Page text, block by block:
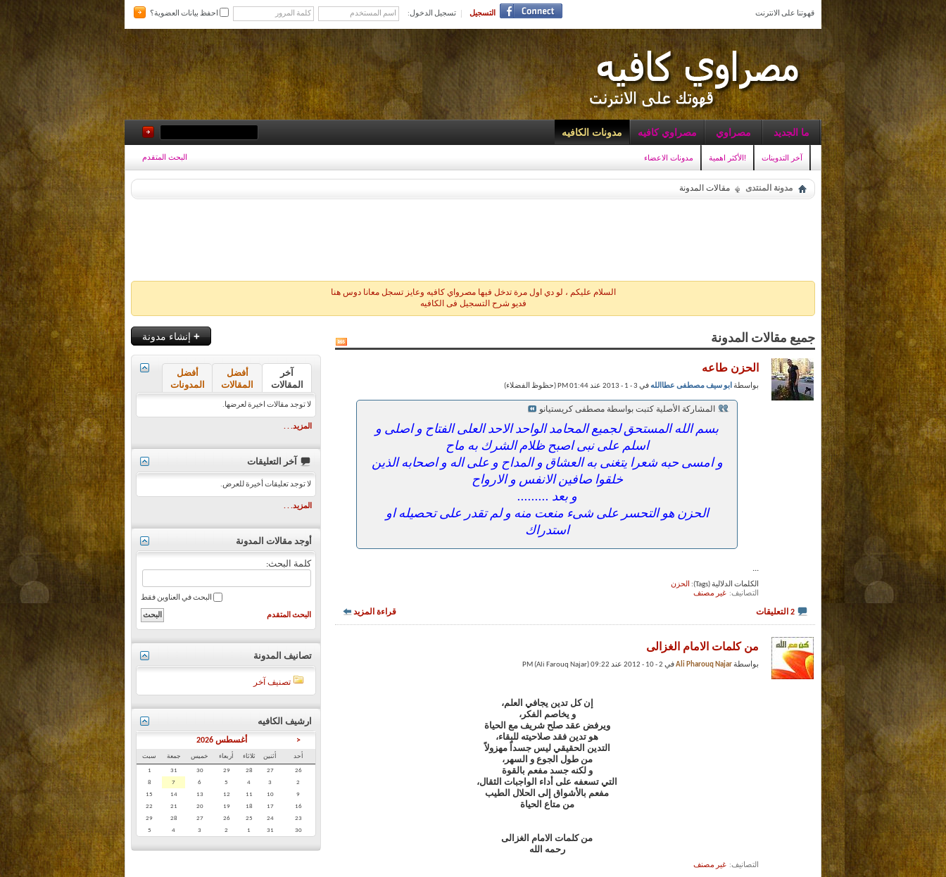
قهوتنا على الانترنت التسجيل تسجيل الدخول: احفظ بيانات العضوية؟
ما الجديد مصراوي مصراوي كافيه مدونات الكافيه
آخر التدوينات الأكثر اهمية! مدونات الاعضاء البحث المتقدم
مدونة المنتدى مقالات المدونة
السلام عليكم ، لو دي اول مرة تدخل فيها مصرواي كافيه وعايز تسجل معانا دوس هنا
فديو شرح التسجيل فى الكافيه
جميع مقالات المدونة
الحزن طاعه
بواسطة ابو سيف مصطفى عطااللهفي 3 - 1 - 2013 عند 01:44 PM (حظوظ الفضلاء)
المشاركة الأصلية كتبت بواسطة مصطفى كريستيانو
بسم الله المستحق لجميع المحامد الواحد الاحد العلى الفتاح و اصلى و
اسلم على نبى اصبح ظلام الشرك به ماح
و امسى حبه شعرا يتغنى به العشاق و المداح و على اله و اصحابه الذين
خلقوا صافين الانفس و الارواح
و بعد .........
الحزن هو التحسر على شىء منعت منه و لم تقدر على تحصيله او
استدراك
...
الكلمات الدلالية (Tags):
الحزن
التصانيف
غير مصنف
2 التعليقات قراءة المزيد
من كلمات الامام الغزالى
بواسطةAli Pharouq Najarفي 2 - 10 - 2012 عند 09:22 PM (Ali Farouq Najar)
إن كل تدين يجافي العلم،
و يخاصم الفكر،
ويرفض عقد صلح شريف مع الحياة
هو تدين فقد صلاحيته للبقاء،
التدين الحقيقي ليس جسداً مهزولاً
من طول الجوع و السهر،
و لكنه جسد مفعم بالقوة
التي تسعفه على أداء الواجبات الثقال،
مفعم بالأشواق إلى الحلال الطيب
من متاع الحياة
من كلمات الامام الغزالى
رحمه الله
التصانيف غير مصنف
+إنشاء مدونة
آخر
المقالات
أفضل
المقالات
أفضل
المدونات
لا توجد مقالات اخيرة لعرضها.
المزيد. . .
آخر التعليقات
لا توجد تعليقات أخيرة للعرض.
المزيد. . .
أوجد مقالات المدونة
كلمة البحث:
البحث في العناوين فقط
البحث المتقدم
تصانيف المدونة
تصنيف آخر
ارشيف الكافيه
< أغسطس 2026
أحد أثنين ثلاثاء أربعاء خميس جمعة سبت
26
27
28
29
30
31
1
2
3
4
5
6
7
8
9
10
11
12
13
14
15
16
17
18
19
20
21
22
23
24
25
26
27
28
29
30
31
1
2
3
4
5